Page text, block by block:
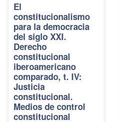
El
constitucionalismo
para la democracia
del siglo XXI.
Derecho
constitucional
iberoamericano
comparado, t. IV:
Justicia
constitucional.
Medios de control
constitucional